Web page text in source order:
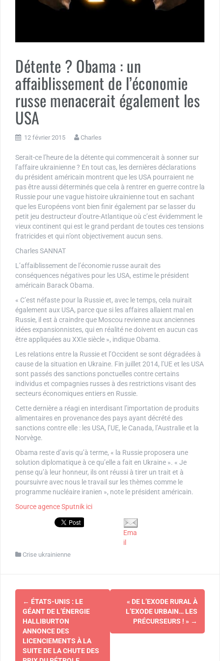
Détente ? Obama : un
affaiblissement de l’économie
russe menacerait également les
USA
12 février 2015 Charles
Serait-ce l’heure de la détente qui commencerait à sonner sur
l’affaire ukrainienne ? En tout cas, les dernières déclarations
du président américain montrent que les USA pourraient ne
pas être aussi déterminés que cela à rentrer en guerre contre la
Russie pour une vague histoire ukrainienne tout en sachant
que les Européens vont bien finir également par se lasser du
petit jeu destructeur d’outre-Atlantique où c’est évidemment le
vieux continent qui est le grand perdant de toutes ces tensions
fratricides et qui n’ont objectivement aucun sens.
Charles SANNAT
L’affaiblissement de l’économie russe aurait des
conséquences négatives pour les USA, estime le président
américain Barack Obama.
« C’est néfaste pour la Russie et, avec le temps, cela nuirait
également aux USA, parce que si les affaires allaient mal en
Russie, il est à craindre que Moscou revienne aux anciennes
idées expansionnistes, qui en réalité ne doivent en aucun cas
être appliquées au XXIe siècle », indique Obama.
Les relations entre la Russie et l’Occident se sont dégradées à
cause de la situation en Ukraine. Fin juillet 2014, l’UE et les USA
sont passés des sanctions ponctuelles contre certains
individus et compagnies russes à des restrictions visant des
secteurs économiques entiers en Russie.
Cette dernière a réagi en interdisant l’importation de produits
alimentaires en provenance des pays ayant décrété des
sanctions contre elle : les USA, l’UE, le Canada, l’Australie et la
Norvège.
Obama reste d’avis qu’à terme, « la Russie proposera une
solution diplomatique à ce qu’elle a fait en Ukraine ». « Je
pense qu’à leur honneur, ils ont réussi à tirer un trait et à
poursuivre avec nous le travail sur les thèmes comme le
programme nucléaire iranien », note le président américain.
Source agence Sputnik ici
Ema
il
Crise ukrainienne
Navigation
d'article
← ÉTATS-UNIS : LE
GÉANT DE L’ÉNERGIE
HALLIBURTON
ANNONCE DES
LICENCIEMENTS À LA
SUITE DE LA CHUTE DES
« DE L’EXODE RURAL À
L’EXODE URBAIN… LES
PRÉCURSEURS ! » →